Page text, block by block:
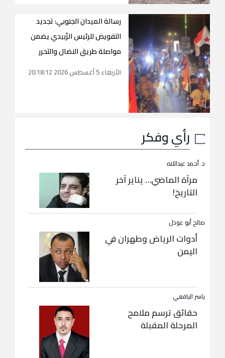
رسالة الميدان الجنوبي: تجديد
التفويض للرئيس الزُبيدي يضمن
مواصلة طريق النضال والتحرر
الأربعاء 5 أغسطس 2026 20:18:12
رأي وفكر
د. أحمد عبداللاه
مرآة الماضي… يناير آخر
التاريخ!
صالح أبو عوذل
أدوات الرياض وطهران في
اليمن
ياسر اليافعي
حقائق ترسم ملامح
المرحلة المقبلة